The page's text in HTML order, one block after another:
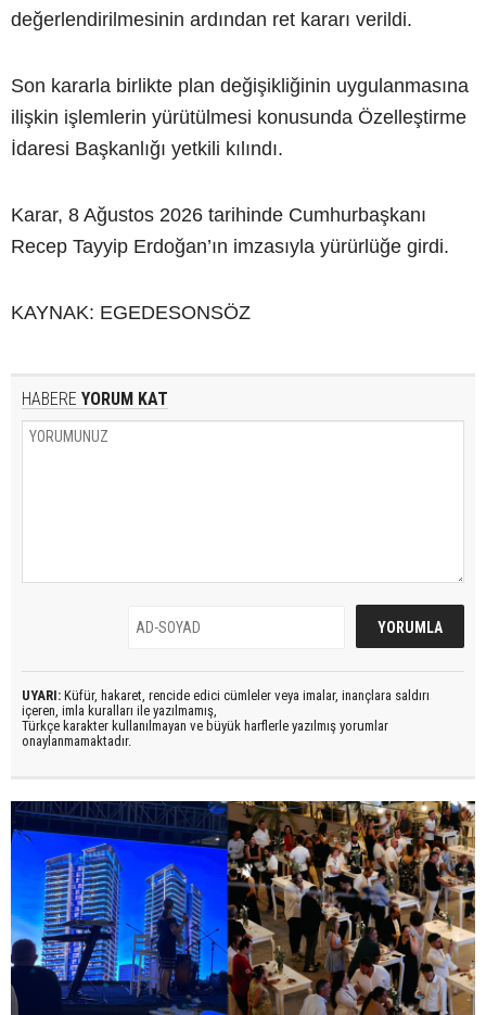
değerlendirilmesinin ardından ret kararı verildi.
Son kararla birlikte plan değişikliğinin uygulanmasına
ilişkin işlemlerin yürütülmesi konusunda Özelleştirme
İdaresi Başkanlığı yetkili kılındı.
Karar, 8 Ağustos 2026 tarihinde Cumhurbaşkanı
Recep Tayyip Erdoğan’ın imzasıyla yürürlüğe girdi.
KAYNAK: EGEDESONSÖZ
HABERE YORUM KAT
UYARI: Küfür, hakaret, rencide edici cümleler veya imalar, inançlara saldırı
içeren, imla kuralları ile yazılmamış,
Türkçe karakter kullanılmayan ve büyük harflerle yazılmış yorumlar
onaylanmamaktadır.